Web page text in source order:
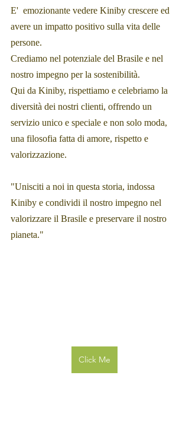
E'  emozionante vedere Kiniby crescere ed
avere un impatto positivo sulla vita delle
persone.
Crediamo nel potenziale del Brasile e nel
nostro impegno per la sostenibilità.
Qui da Kiniby, rispettiamo e celebriamo la
diversità dei nostri clienti, offrendo un
servizio unico e speciale e non solo moda,
una filosofia fatta di amore, rispetto e
valorizzazione.
"Unisciti a noi in questa storia, indossa
Kiniby e condividi il nostro impegno nel
valorizzare il Brasile e preservare il nostro
pianeta."
Click Me